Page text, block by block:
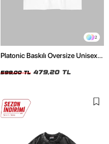
2
Platonic Baskılı Oversize Unisex
599,00 TL 479,20 TL